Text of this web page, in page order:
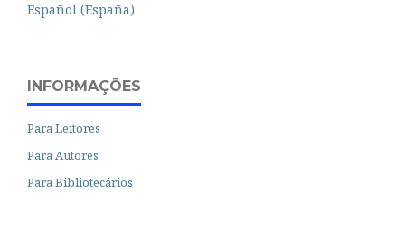
Español (España)
INFORMAÇÕES
Para Leitores
Para Autores
Para Bibliotecários